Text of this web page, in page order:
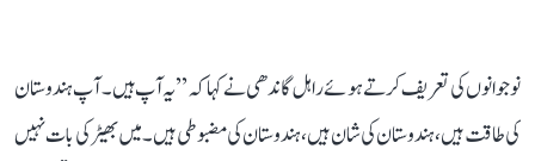
نوجوانوں کی تعریف کرتے ہوئے راہل گاندھی نے کہا کہ ’’یہ آپ ہیں۔ آپ ہندوستان
کی طاقت ہیں، ہندوستان کی شان ہیں، ہندوستان کی مضبوطی ہیں۔ میں بھیڑ کی بات نہیں